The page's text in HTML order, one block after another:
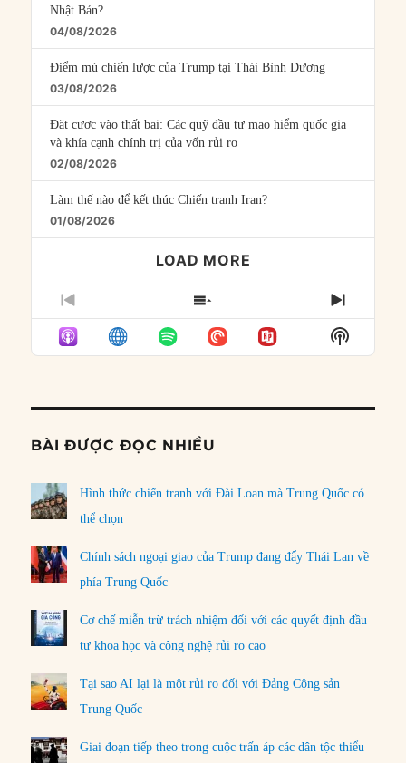
Nhật Bản?
04/08/2026
Điểm mù chiến lược của Trump tại Thái Bình Dương
03/08/2026
Đặt cược vào thất bại: Các quỹ đầu tư mạo hiểm quốc gia
và khía cạnh chính trị của vốn rủi ro
02/08/2026
Làm thế nào để kết thúc Chiến tranh Iran?
01/08/2026
LOAD MORE
PREVIOUS
EPISODE
SHOW
EPISODES
LIST
NEXT
Show
Podcast
BÀI ĐƯỢC ĐỌC NHIỀU
Hình thức chiến tranh với Đài Loan mà Trung Quốc có
thể chọn
Chính sách ngoại giao của Trump đang đẩy Thái Lan về
phía Trung Quốc
Cơ chế miễn trừ trách nhiệm đối với các quyết định đầu
tư khoa học và công nghệ rủi ro cao
Tại sao AI lại là một rủi ro đối với Đảng Cộng sản
Trung Quốc
Giai đoạn tiếp theo trong cuộc trấn áp các dân tộc thiểu